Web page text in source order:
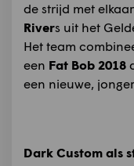
de strijd met
Rivers uit het
Het team
een Fat Bob 2018
een nieuwe,
Dark Custom als